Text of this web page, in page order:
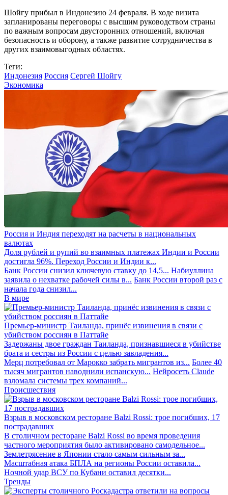
Шойгу прибыл в Индонезию 24 февраля. В ходе визита
запланированы переговоры с высшим руководством страны
по важным вопросам двусторонних отношений, включая
безопасность и оборону, а также развитие сотрудничества в
других взаимовыгодных областях.
Теги:
Индонезия Россия Сергей Шойгу
Экономика
Россия и Индия переходят на расчеты в национальных
валютах
Доля рублей и рупий во взаимных платежах Индии и России
достигла 96%. Переход России и Индии к...
Банк России снизил ключевую ставку до 14,5... Набиуллина
заявила о нехватке рабочей силы в... Банк России второй раз с
начала года снизил...
В мире
Премьер-министр Таиланда, принёс извинения в связи с
убийством россиян в Паттайе
Задержаны двое граждан Таиланда, признавшиеся в убийстве
брата и сестры из России с целью завладения...
Мерц потребовал от Марокко забрать мигрантов из... Более 40
тысяч мигрантов наводнили испанскую... Нейросеть Claude
взломала системы трех компаний...
Происшествия
Взрыв в московском ресторане Balzi Rossi: трое погибших, 17
пострадавших
В столичном ресторане Balzi Rossi во время проведения
частного мероприятия было активировано самодельное...
Землетрясение в Японии стало самым сильным за...
Масштабная атака БПЛА на регионы России оставила...
Ночной удар ВСУ по Кубани оставил десятки...
Тренды